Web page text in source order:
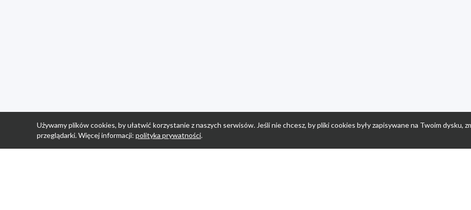
Używamy plików cookies, by ułatwić korzystanie z naszych serwisów. Jeśli nie chcesz, by pliki cookies były zapisywane na Twoim dysku,
przeglądarki. Więcej informacji: polityka prywatności.